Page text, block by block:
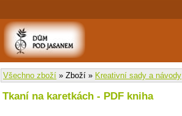
Všechno zboží » Zboží » Kreativní sady a návody
Tkaní na karetkách - PDF kniha